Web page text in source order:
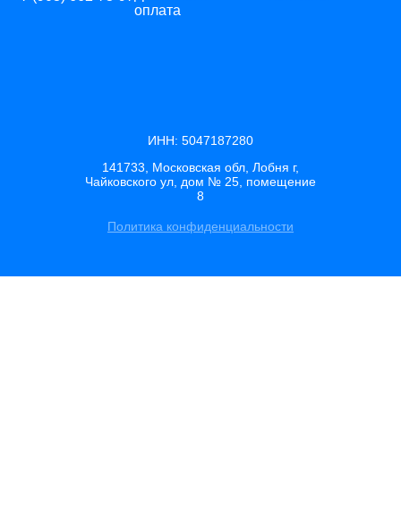
оплата
ИНН: 5047187280
141733, Московская обл, Лобня г,
Чайковского ул, дом № 25, помещение
8
Политика конфиденциальности